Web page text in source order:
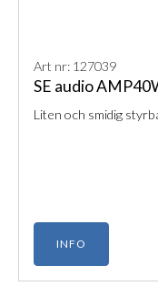
Art nr: 127039
SE audio
Liten och smidig
INFO